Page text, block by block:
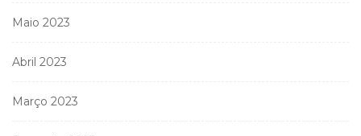
Maio 2023
Abril 2023
Março 2023